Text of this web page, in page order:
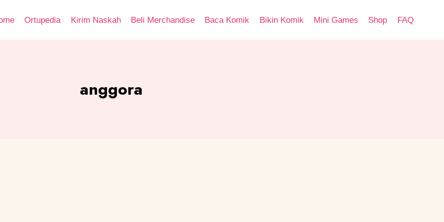
Ortupedia Kirim Naskah Beli Merchandise Baca Komik Bikin Komik Mini Games Shop FAQ
anggora